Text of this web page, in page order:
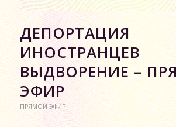
ДЕПОРТАЦИЯ
ИНОСТРАНЦЕВ
ВЫДВОРЕНИЕ –
ЭФИР
ПРЯМОЙ ЭФИР